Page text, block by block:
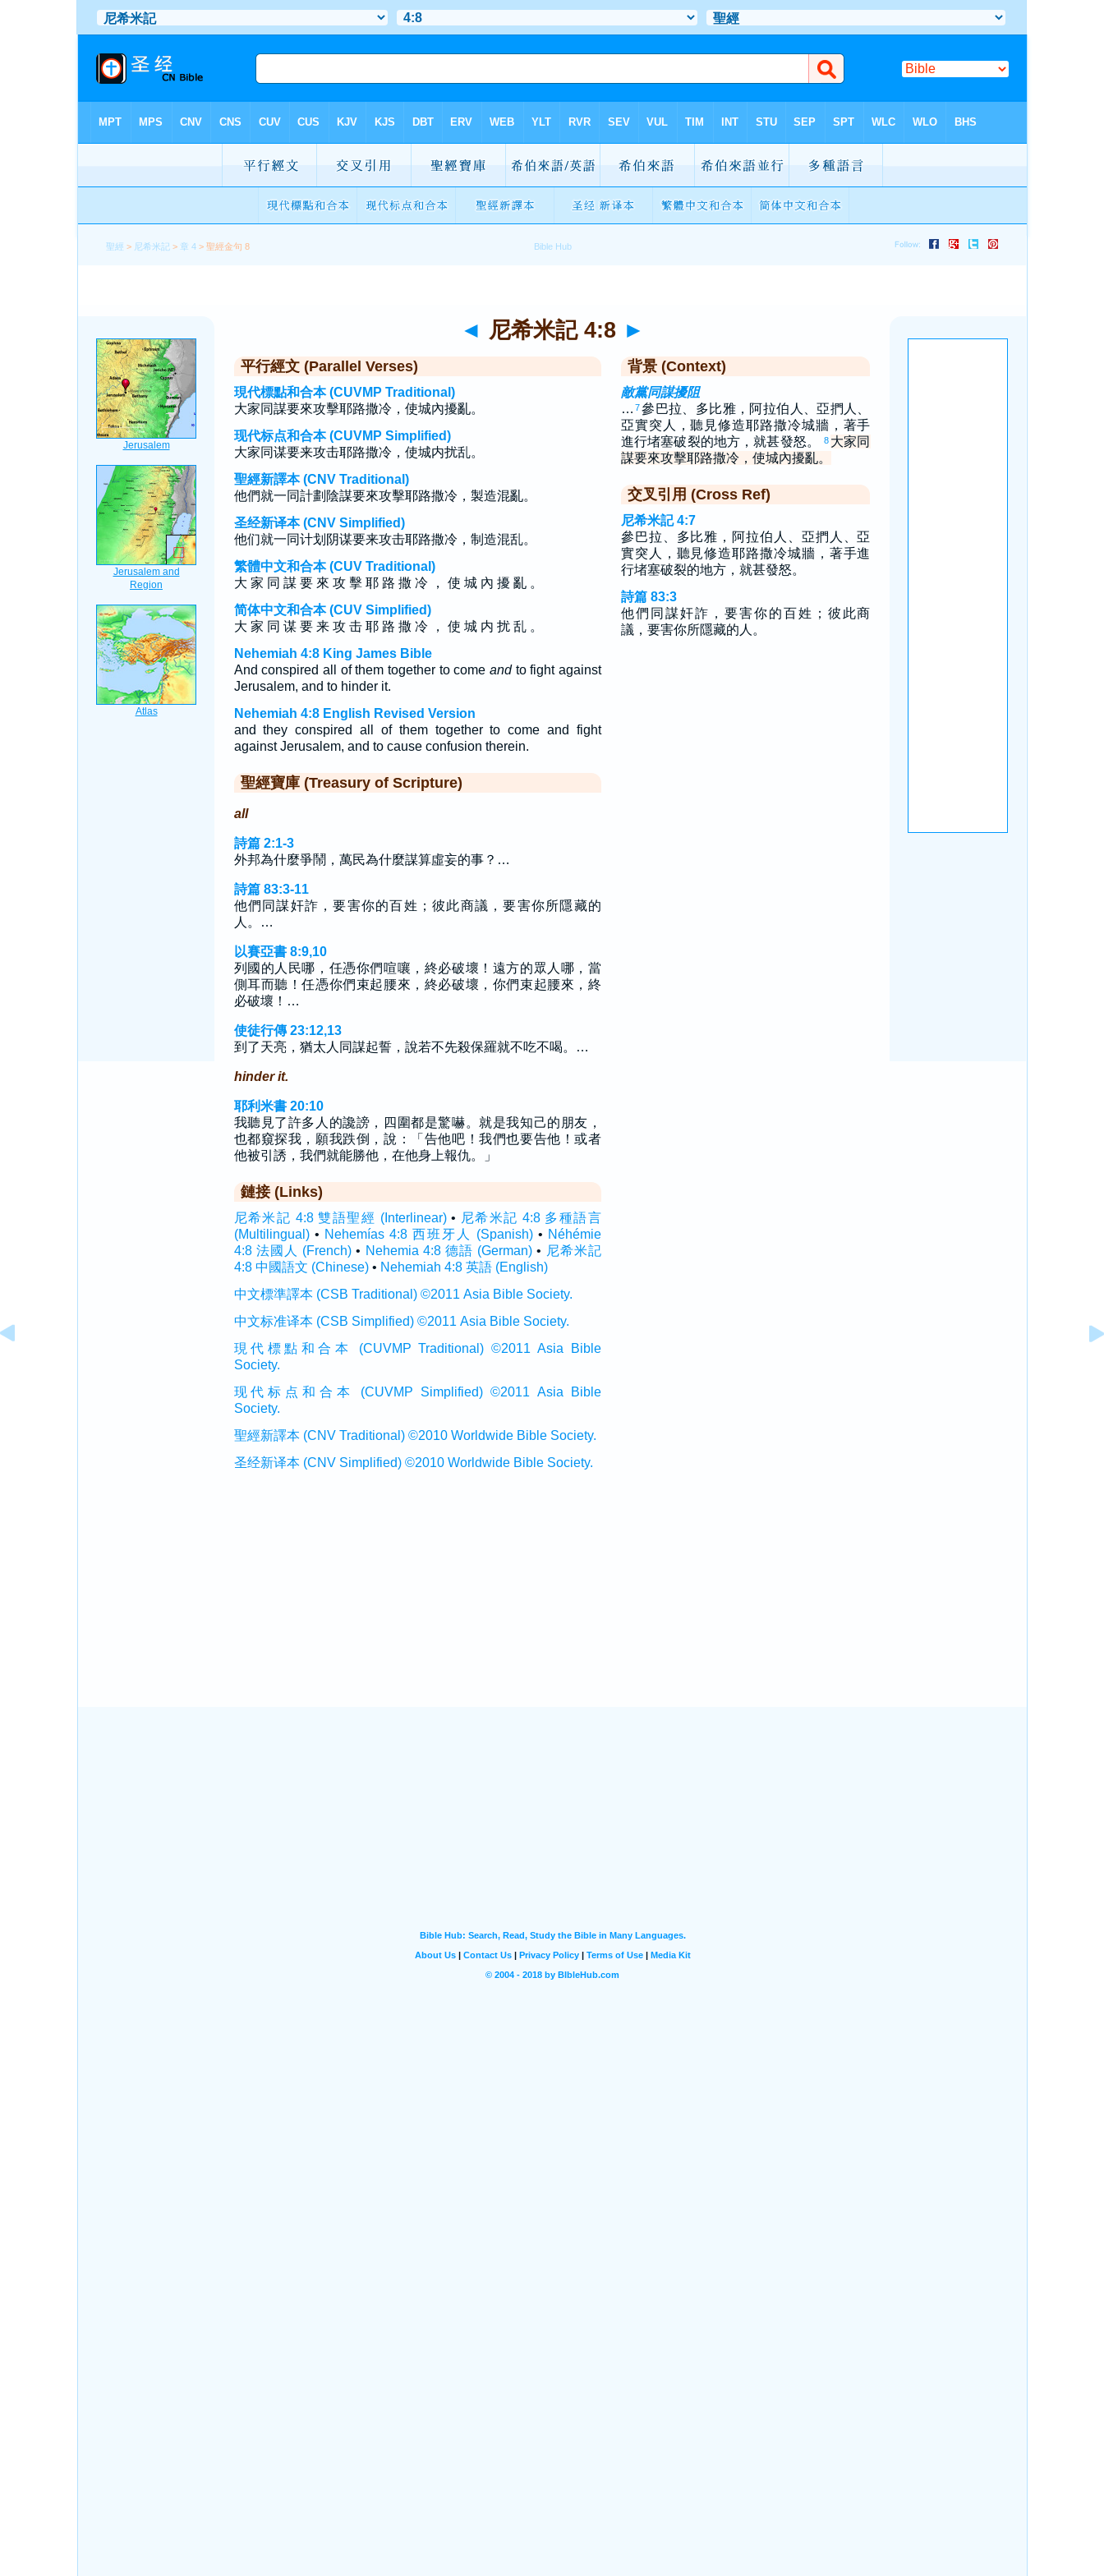
聖經 > 尼希米記 > 章 4 > 聖經金句 8
◄ 尼希米記 4:8 ►
平行經文 (Parallel Verses)
現代標點和合本 (CUVMP Traditional)
大家同謀要來攻擊耶路撒冷，使城內擾亂。
现代标点和合本 (CUVMP Simplified)
大家同谋要来攻击耶路撒冷，使城内扰乱。
聖經新譯本 (CNV Traditional)
他們就一同計劃陰謀要來攻擊耶路撒冷，製造混亂。
圣经新译本 (CNV Simplified)
他们就一同计划阴谋要来攻击耶路撒冷，制造混乱。
繁體中文和合本 (CUV Traditional)
大 家 同 謀 要 來 攻 擊 耶 路 撒 冷 ， 使 城 內 擾 亂 。
简体中文和合本 (CUV Simplified)
大 家 同 谋 要 来 攻 击 耶 路 撒 冷 ， 使 城 内 扰 乱 。
Nehemiah 4:8 King James Bible
And conspired all of them together to come andto fight against
Jerusalem, and to hinder it.
Nehemiah 4:8 English Revised Version
and they conspired all of them together to come and fight
against Jerusalem, and to cause confusion therein.
聖經寶庫 (Treasury of Scripture)
all
詩篇 2:1-3
外邦為什麼爭鬧，萬民為什麼謀算虛妄的事？…
詩篇 83:3-11
他們同謀奸詐，要害你的百姓；彼此商議，要害你所隱藏的
人。…
以賽亞書 8:9,10
列國的人民哪，任憑你們喧嚷，終必破壞！遠方的眾人哪，當
側耳而聽！任憑你們束起腰來，終必破壞，你們束起腰來，終
必破壞！…
使徒行傳 23:12,13
到了天亮，猶太人同謀起誓，說若不先殺保羅就不吃不喝。…
hinder it.
耶利米書 20:10
我聽見了許多人的讒謗，四圍都是驚嚇。就是我知己的朋友，
也都窺探我，願我跌倒，說：「告他吧！我們也要告他！或者
他被引誘，我們就能勝他，在他身上報仇。」
鏈接 (Links)
尼希米記 4:8 雙語聖經 (Interlinear)• 尼希米記 4:8 多種語言
(Multilingual)• Nehemías 4:8 西班牙人 (Spanish)• Néhémie
4:8 法國人 (French) • Nehemia 4:8 德語 (German) • 尼希米記
4:8 中國語文 (Chinese)• Nehemiah 4:8 英語 (English)
中文標準譯本 (CSB Traditional) ©2011 Asia Bible Society.
中文标准译本 (CSB Simplified) ©2011 Asia Bible Society.
現代標點和合本 (CUVMP Traditional) ©2011 Asia Bible
Society.
现代标点和合本 (CUVMP Simplified) ©2011 Asia Bible
Society.
聖經新譯本 (CNV Traditional) ©2010 Worldwide Bible Society.
圣经新译本 (CNV Simplified) ©2010 Worldwide Bible Society.
背景 (Context)
敵黨同謀擾阻
… 7參巴拉、多比雅，阿拉伯人、亞捫人、
亞實突人，聽見修造耶路撒冷城牆，著手
進行堵塞破裂的地方，就甚發怒。
8 大家同
謀要來攻擊耶路撒冷，使城內擾亂。
交叉引用 (Cross Ref)
尼希米記 4:7
參巴拉、多比雅，阿拉伯人、亞捫人、亞
實突人，聽見修造耶路撒冷城牆，著手進
行堵塞破裂的地方，就甚發怒。
詩篇 83:3
他們同謀奸詐，要害你的百姓；彼此商
議，要害你所隱藏的人。